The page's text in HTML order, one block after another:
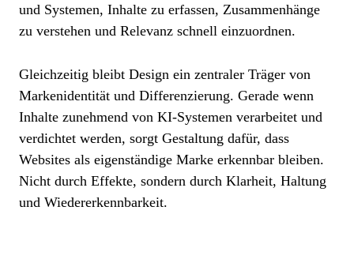
und Systemen, Inhalte zu erfassen, Zusammenhänge
zu verstehen und Relevanz schnell einzuordnen.
Gleichzeitig bleibt Design ein zentraler Träger von
Markenidentität und Differenzierung. Gerade wenn
Inhalte zunehmend von KI-Systemen verarbeitet und
verdichtet werden, sorgt Gestaltung dafür, dass
Websites als eigenständige Marke erkennbar bleiben.
Nicht durch Effekte, sondern durch Klarheit, Haltung
und Wiedererkennbarkeit.